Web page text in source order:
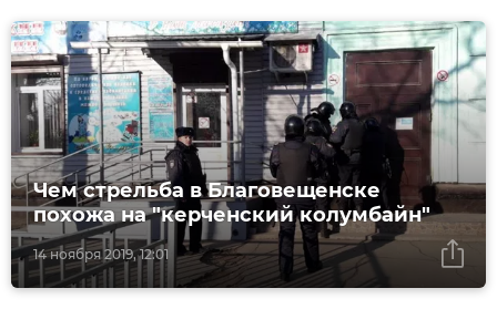
14 ноября 2019, 12:01
Чем стрельба в Благовещенске
похожа на "керченский колумбайн"